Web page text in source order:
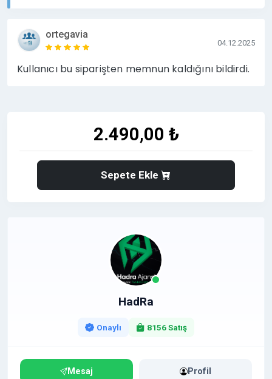
ortegavia
04.12.2025
Kullanıcı bu siparişten memnun kaldığını bildirdi.
2.490,00 ₺
Sepete Ekle
HadRa
Onaylı 8156 Satış
Mesaj Profil